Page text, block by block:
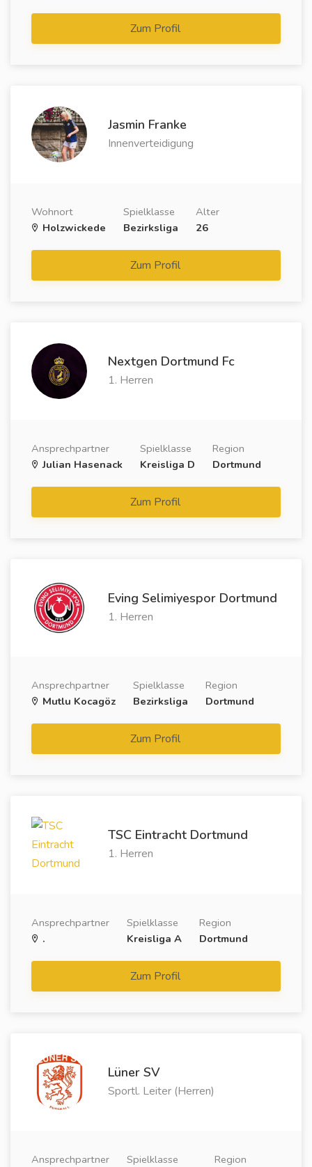
Zum Profil
Jasmin Franke
Innenverteidigung
Wohnort
Holzwickede
Spielklasse
Bezirksliga
Alter
26
Zum Profil
Nextgen Dortmund Fc
1. Herren
Ansprechpartner
Julian Hasenack
Spielklasse
Kreisliga D
Region
Dortmund
Zum Profil
Eving Selimiyespor Dortmund
1. Herren
Ansprechpartner
Mutlu Kocagöz
Spielklasse
Bezirksliga
Region
Dortmund
Zum Profil
TSC Eintracht Dortmund
1. Herren
Ansprechpartner
.
Spielklasse
Kreisliga A
Region
Dortmund
Zum Profil
Lüner SV
Sportl. Leiter (Herren)
Ansprechpartner
Spielklasse
Region